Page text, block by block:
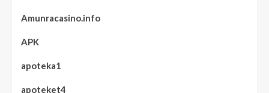
Amunracasino.info
APK
apoteka1
apoteket4